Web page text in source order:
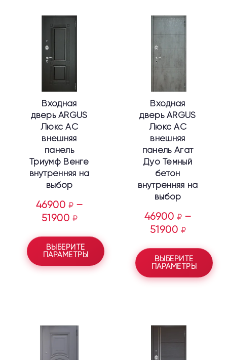
Входная
дверь ARGUS
Люкс АС
внешняя
панель
Триумф Венге
внутренняя на
выбор
46900 ₽ –
51900 ₽
ВЫБЕРИТЕ
ПАРАМЕТРЫ
товар
имеет
Опции
можно
выбрать
на
странице
товара.
Входная
дверь ARGUS
Люкс АС
внешняя
панель Агат
Дуо Темный
бетон
внутренняя на
выбор
46900 ₽ –
51900 ₽
ВЫБЕРИТЕ
ПАРАМЕТРЫ
товар
Опции
выбрать
на
странице
товара.
товар
несколько
товар